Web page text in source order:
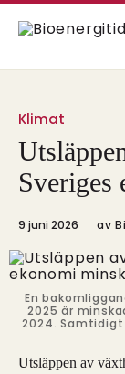
Klimat
Sveriges
9 juni 2026 av
En
2025 är
2024.
Utsläppen av